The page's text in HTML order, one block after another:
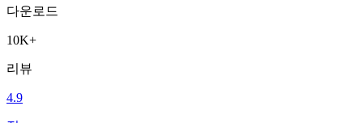
다운로드
10K+
리뷰
4.9